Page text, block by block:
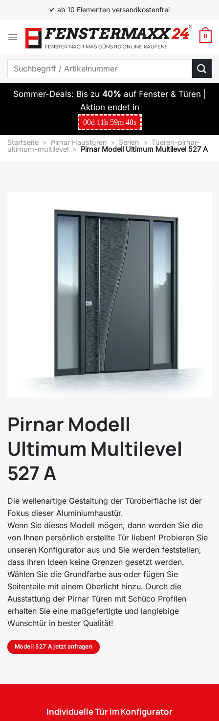
springen
✔ ab 10 Elementen versandkostenfrei
0
Suchen
Sommer-Deals: Bis zu 40% auf Fenster & Türen |
Aktion endet in
00d 11h 59m 47s
Startseite » Pirnar Haustüren » Serien » Tueren-pirnar-
ultimum-multilevel » Pirnar Modell Ultimum Multilevel 527 A
Pirnar Modell
Ultimum Multilevel
527 A
Die wellenartige Gestaltung der Türoberfläche ist der
Fokus dieser Aluminiumhaustür.
Wenn Sie dieses Modell mögen, dann werden Sie die
von Ihnen persönlich erstellte Tür lieben! Probieren Sie
unseren Konfigurator aus und Sie werden feststellen,
dass Ihren Ideen keine Grenzen gesetzt werden.
Wählen Sie die Grundfarbe aus oder fügen Sie
Seitenteile mit einem Oberlicht hinzu. Durch die
Ausstattung der Pirnar Türen mit Schüco Profilen
erhalten Sie eine maßgefertigte und langlebige
Wunschtür in bester Qualität!
Modell 527 A jetzt anfragen
Individuelle Tür im Konfigurator